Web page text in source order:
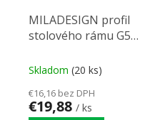
MILADESIGN profil
stolového rámu G5
Skladom (20 ks)
€16,16 bez DPH
€19,88 / ks